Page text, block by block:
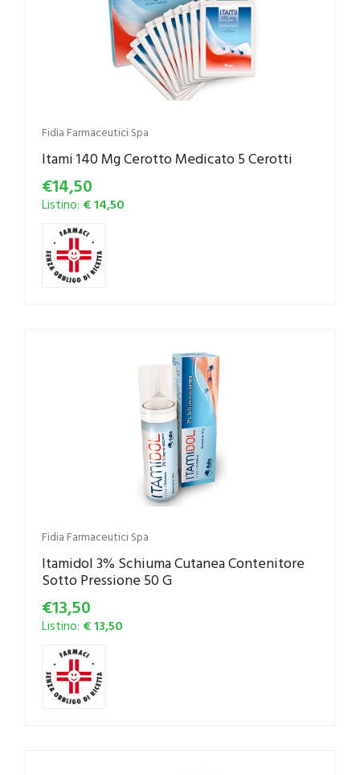
Fidia Farmaceutici Spa
Itami 140 Mg Cerotto Medicato 5 Cerotti
€14,50
Listino: € 14,50
Fidia Farmaceutici Spa
Itamidol 3% Schiuma Cutanea Contenitore
Sotto Pressione 50 G
€13,50
Listino: € 13,50